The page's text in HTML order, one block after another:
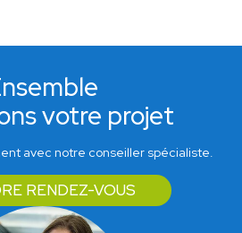
votre projet
avec notre conseiller spécialiste.
RENDEZ-VOUS